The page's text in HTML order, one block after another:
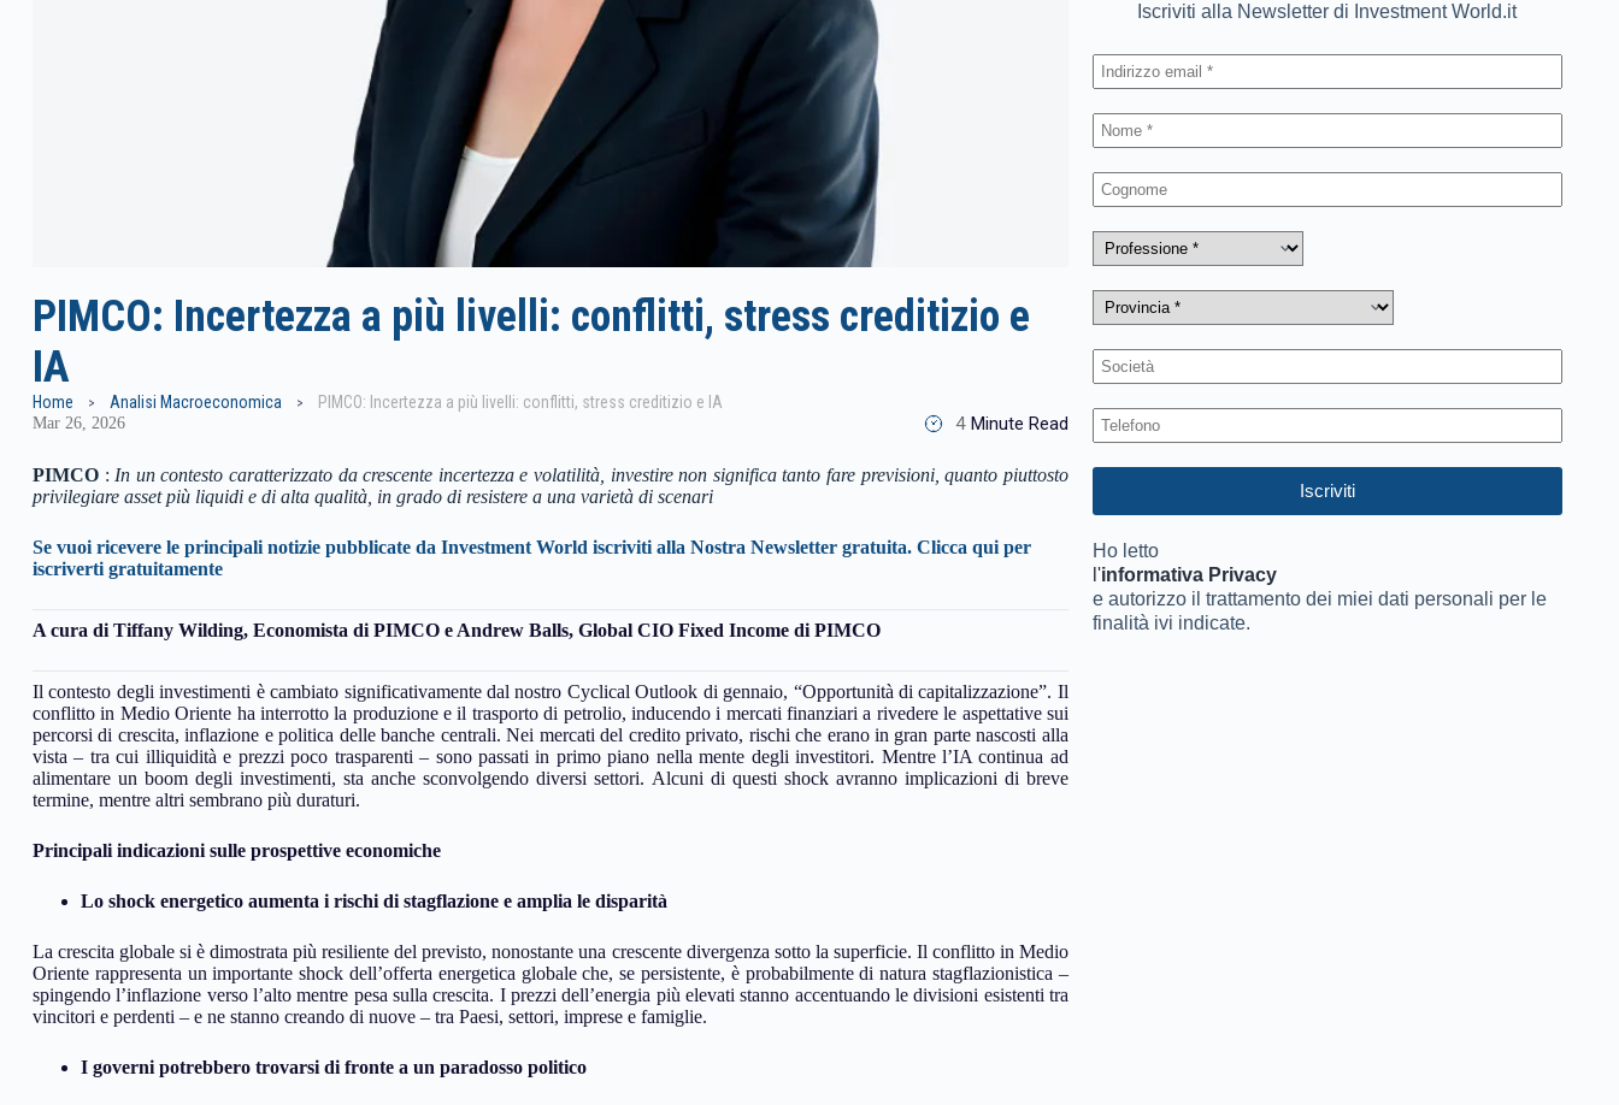
PIMCO: Incertezza a più livelli: conflitti, stress creditizio e
IA
Home Analisi Macroeconomica PIMCO: Incertezza a più livelli: conflitti, stress creditizio e IA
Mar 26, 2026 4 Minute Read
PIMCO : In un contesto caratterizzato da crescente incertezza e volatilità, investire non significa tanto fare previsioni, quanto piuttosto
privilegiare asset più liquidi e di alta qualità, in grado di resistere a una varietà di scenari
Se vuoi ricevere le principali notizie pubblicate da Investment World iscriviti alla Nostra Newsletter gratuita. Clicca qui per
iscriverti gratuitamente
A cura di Tiffany Wilding, Economista di PIMCO e Andrew Balls, Global CIO Fixed Income di PIMCO
Il contesto degli investimenti è cambiato significativamente dal nostro Cyclical Outlook di gennaio, “Opportunità di capitalizzazione”. Il
conflitto in Medio Oriente ha interrotto la produzione e il trasporto di petrolio, inducendo i mercati finanziari a rivedere le aspettative sui
percorsi di crescita, inflazione e politica delle banche centrali. Nei mercati del credito privato, rischi che erano in gran parte nascosti alla
vista – tra cui illiquidità e prezzi poco trasparenti – sono passati in primo piano nella mente degli investitori. Mentre l’IA continua ad
alimentare un boom degli investimenti, sta anche sconvolgendo diversi settori. Alcuni di questi shock avranno implicazioni di breve
termine, mentre altri sembrano più duraturi.
Principali indicazioni sulle prospettive economiche
Lo shock energetico aumenta i rischi di stagflazione e amplia le disparità
La crescita globale si è dimostrata più resiliente del previsto, nonostante una crescente divergenza sotto la superficie. Il conflitto in Medio
Oriente rappresenta un importante shock dell’offerta energetica globale che, se persistente, è probabilmente di natura stagflazionistica –
spingendo l’inflazione verso l’alto mentre pesa sulla crescita. I prezzi dell’energia più elevati stanno accentuando le divisioni esistenti tra
vincitori e perdenti – e ne stanno creando di nuove – tra Paesi, settori, imprese e famiglie.
I governi potrebbero trovarsi di fronte a un paradosso politico
Iscriviti alla Newsletter di Investment World.it
Ho letto
l'informativa Privacy
e autorizzo il trattamento dei miei dati personali per le
finalità ivi indicate.